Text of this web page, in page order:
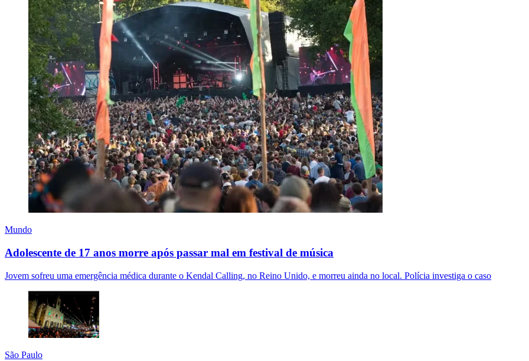
Mundo
Adolescente de 17 anos morre após passar mal em festival de música
Jovem sofreu uma emergência médica durante o Kendal Calling, no Reino Unido, e morreu ainda no local. Polícia investiga o caso
São Paulo